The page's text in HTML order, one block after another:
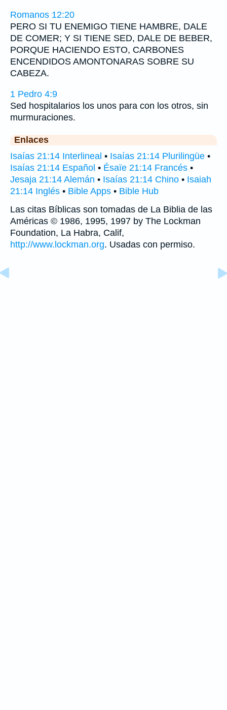
Romanos 12:20
PERO SI TU ENEMIGO TIENE HAMBRE, DALE
DE COMER; Y SI TIENE SED, DALE DE BEBER,
PORQUE HACIENDO ESTO, CARBONES
ENCENDIDOS AMONTONARAS SOBRE SU
CABEZA.
1 Pedro 4:9
Sed hospitalarios los unos para con los otros, sin
murmuraciones.
Enlaces
Isaías 21:14 Interlineal • Isaías 21:14 Plurilingüe •
Isaías 21:14 Español • Ésaïe 21:14 Francés •
Jesaja 21:14 Alemán • Isaías 21:14 Chino • Isaiah
21:14 Inglés • Bible Apps • Bible Hub
Las citas Bíblicas son tomadas de La Biblia de las
Américas © 1986, 1995, 1997 by The Lockman
Foundation, La Habra, Calif,
http://www.lockman.org. Usadas con permiso.